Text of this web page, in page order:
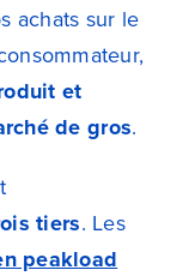
achats sur le
et
de gros.
tiers. Les
peakload